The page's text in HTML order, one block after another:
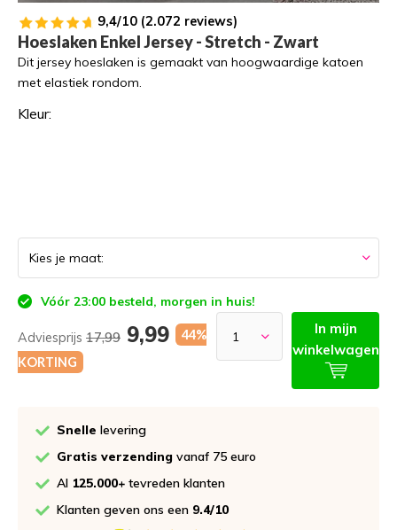
9,4/10 (2.072 reviews)
Hoeslaken Enkel Jersey - Stretch - Zwart
Dit jersey hoeslaken is gemaakt van hoogwaardige katoen
met elastiek rondom.
Kleur:
Vóór 23:00 besteld, morgen in huis!
Adviesprijs 17,99 9,99
44%
KORTING
In mijn
winkelwagen
Snelle levering
Gratis verzending vanaf 75 euro
Al 125.000+ tevreden klanten
Klanten geven ons een 9.4/10